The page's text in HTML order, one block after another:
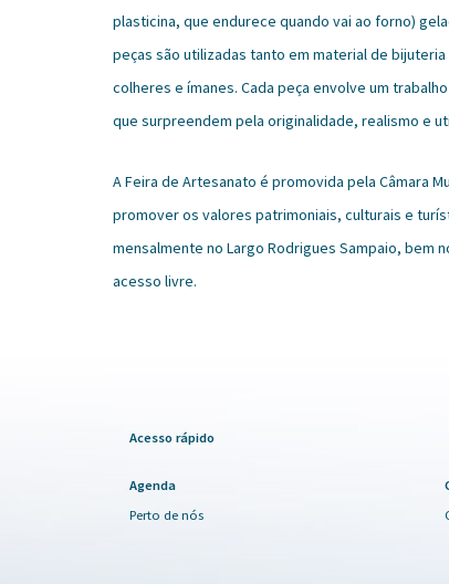
plasticina, que endurece quando vai ao forno)
peças são utilizadas tanto em material de
colheres e ímanes. Cada peça envolve um
que surpreendem pela originalidade, realismo e
A Feira de Artesanato é promovida pela Câmara
promover os valores patrimoniais, culturais e
mensalmente no Largo Rodrigues Sampaio, bem
acesso livre.
Acesso rápido
Agenda
Perto de nós